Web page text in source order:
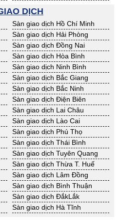
BĐS khác Phú Yên
BĐS khác Quảng Nam
BĐS khác Bà Rịa - VT
BĐS khác An Giang
BĐS khác Bến Tre
BĐS khác Cà Mau
BĐS khác Hậu Giang
BĐS khác Long An
BĐS khác Tây Ninh
BĐS khác Trà Vinh
BĐS khác Hải Dương
BĐS khác Quảng Ninh
DỊCH
Sàn giao dịch Hồ Chí Minh
Sàn giao dịch Hải Phòng
Sàn giao dịch Đồng Nai
Sàn giao dịch Hòa Bình
Sàn giao dịch Ninh Bình
Sàn giao dịch Bắc Giang
Sàn giao dịch Bắc Ninh
Sàn giao dịch Điện Biên
Sàn giao dịch Lai Châu
Sàn giao dịch Lào Cai
Sàn giao dịch Phú Thọ
Sàn giao dịch Thái Bình
Sàn giao dịch Tuyên Quang
Sàn giao dịch Thừa T. Huế
Sàn giao dịch Lâm Đồng
Sàn giao dịch Bình Thuận
Sàn giao dịch ĐắkLắk
Sàn giao dịch Hà Tĩnh